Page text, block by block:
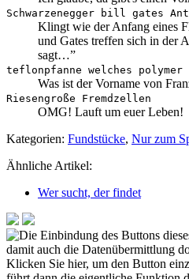
Schwarzenegger bill gates
Klingt wie der Anfang eines
und Gates treffen sich in der
sagt…”
teflonpfanne welches polymer
Was ist der Vorname von
Riesengroße Fremdzellen
OMG! Lauft um euer Leben!
Kategorien: Fundstücke, Nur zum
Ähnliche Artikel:
Wer sucht, der findet